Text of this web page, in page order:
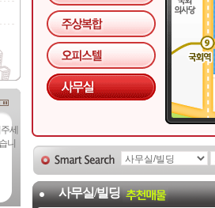
사무실/빌딩